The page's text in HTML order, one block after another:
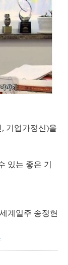
, 기업가정신)을
있는 좋은 기
계일주 송정현